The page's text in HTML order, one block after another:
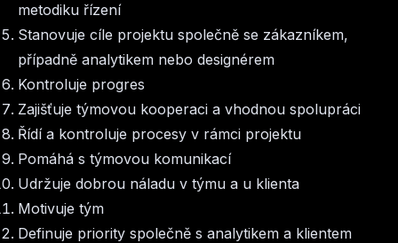
metodiku řízení
Stanovuje cíle projektu společně se zákazníkem,
případně analytikem nebo designérem
Kontroluje progres
Zajišťuje týmovou kooperaci a vhodnou spolupráci
Řídí a kontroluje procesy v rámci projektu
Pomáhá s týmovou komunikací
Udržuje dobrou náladu v týmu a u klienta
Motivuje tým
Definuje priority společně s analytikem a klientem